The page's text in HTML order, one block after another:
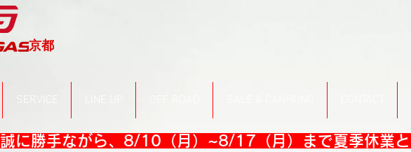
京都
誠に勝手ながら、8/10（月）~8/17（月）まで夏季休業